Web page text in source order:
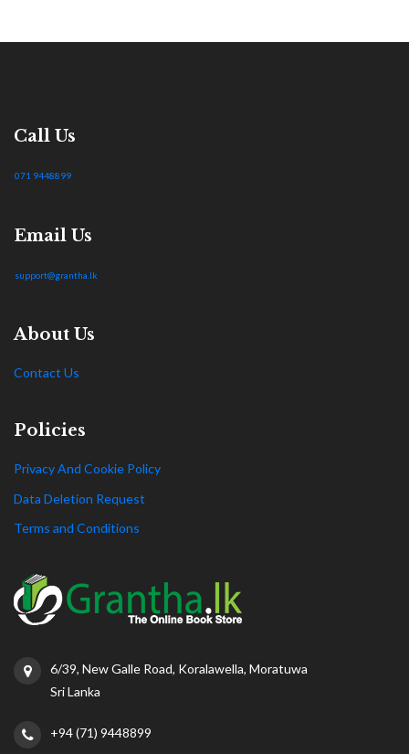
Call Us
071 9448899
Email Us
support@grantha.lk
About Us
Contact Us
Policies
Privacy And Cookie Policy
Data Deletion Request
Terms and Conditions
6/39, New Galle Road, Koralawella, Moratuwa
Sri Lanka
+94 (71) 9448899